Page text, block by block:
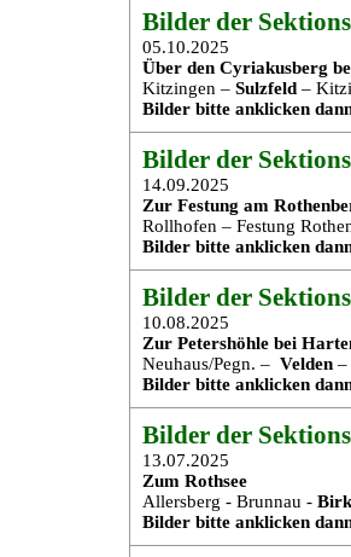
Bilder der
05.10.2025
Über den Cyriakusberg
Kitzingen – Sulzfeld –
Bilder bitte anklicken
Bilder der
14.09.2025
Zur Festung am
Rollhofen – Festung
Bilder bitte anklicken
Bilder der
10.08.2025
Zur Petershöhle bei
Neuhaus/Pegn. – Velden –
Bilder bitte anklicken
Bilder der
13.07.2025
Zum Rothsee
Allersberg - Brunnau -
Bilder bitte anklicken